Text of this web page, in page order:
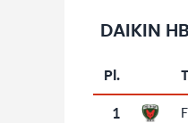
DAIKIN
Tabelle mit
Pl.
1